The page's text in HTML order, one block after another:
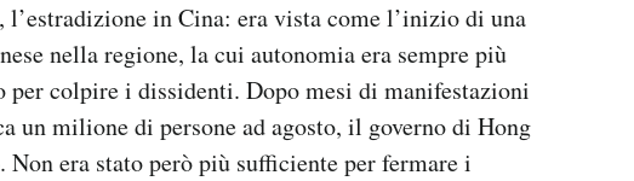
in Cina: era vista come l’inizio di una
nella regione, la cui autonomia era sempre più
per colpire i dissidenti. Dopo mesi di manifestazioni
un milione di persone ad agosto, il governo di Hong
era stato però più sufficiente per fermare i